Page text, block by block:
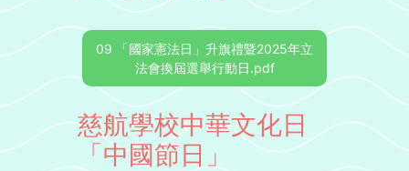
09 「國家憲法日」升旗禮暨2025年立
法會換屆選舉行動日.pdf
慈航學校中華文化日
「中國節日」